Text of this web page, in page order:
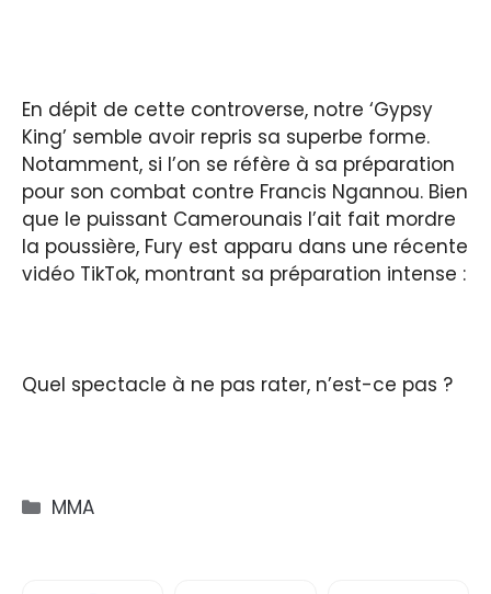
En dépit de cette controverse, notre ‘Gypsy
King’ semble avoir repris sa superbe forme.
Notamment, si l’on se réfère à sa préparation
pour son combat contre Francis Ngannou. Bien
que le puissant Camerounais l’ait fait mordre
la poussière, Fury est apparu dans une récente
vidéo TikTok, montrant sa préparation intense :
Quel spectacle à ne pas rater, n’est-ce pas ?
Catégories
MMA